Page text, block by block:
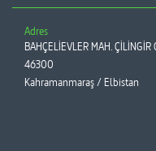
Adres
BAHÇELİEVLER MAH. ÇİLİNGİR
46300
Kahramanmaraş / Elbistan